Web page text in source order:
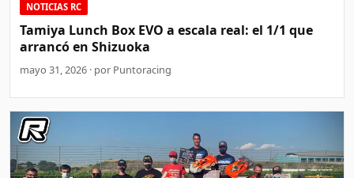
NOTICIAS RC
Tamiya Lunch Box EVO a escala real: el 1/1 que
arrancó en Shizuoka
mayo 31, 2026 · por Puntoracing